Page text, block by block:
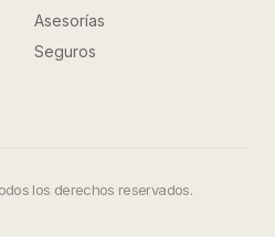
Asesorías
Seguros
los derechos reservados.